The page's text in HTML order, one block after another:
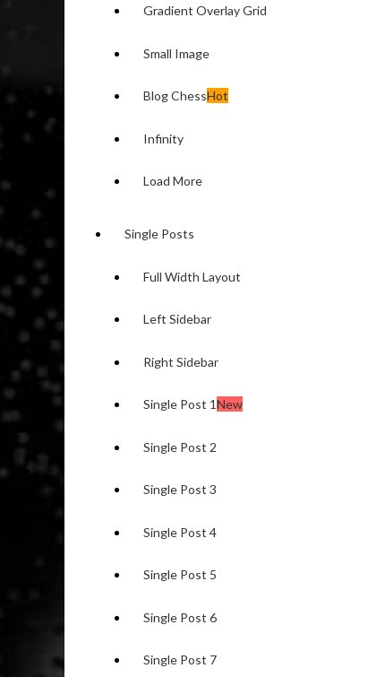
Gradient Overlay Grid
Small Image
Blog ChessHot
Infinity
Load More
Single Posts
Full Width Layout
Left Sidebar
Right Sidebar
Single Post 1New
Single Post 2
Single Post 3
Single Post 4
Single Post 5
Single Post 6
Single Post 7